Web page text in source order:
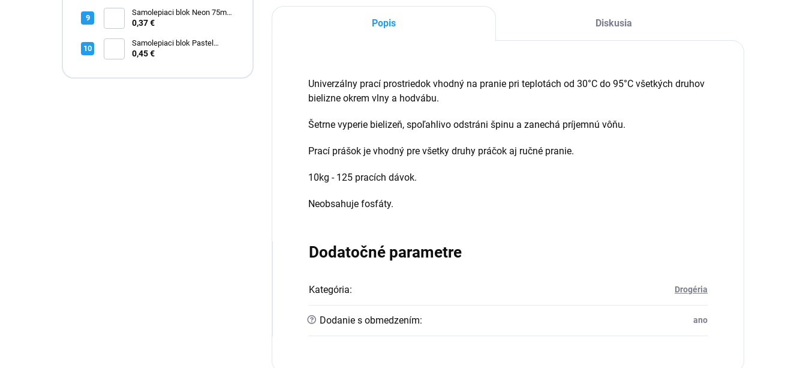
Samolepiaci blok Neon 75mm
x 75mm žltý
0,37 €
Samolepiaci blok Pastel
50mm x 40mm žltý 3kusy
0,45 €
Popis Diskusia
Univerzálny prací prostriedok vhodný na pranie pri teplotách od 30°C do 95°C všetkých druhov
bielizne okrem vlny a hodvábu.
Šetrne vyperie bielizeň, spoľahlivo odstráni špinu a zanechá príjemnú vôňu.
Prací prášok je vhodný pre všetky druhy práčok aj ručné pranie.
10kg - 125 pracích dávok.
Neobsahuje fosfáty.
Dodatočné parametre
Kategória: Drogéria
? Dodanie s obmedzením: ano